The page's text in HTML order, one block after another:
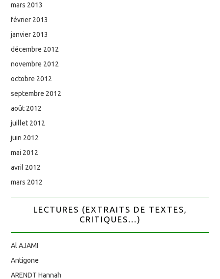
mars 2013
février 2013
janvier 2013
décembre 2012
novembre 2012
octobre 2012
septembre 2012
août 2012
juillet 2012
juin 2012
mai 2012
avril 2012
mars 2012
LECTURES (EXTRAITS DE TEXTES,
CRITIQUES...)
Al AJAMI
Antigone
ARENDT Hannah